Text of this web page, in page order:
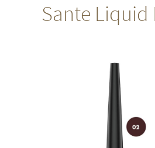
Sante Liquid